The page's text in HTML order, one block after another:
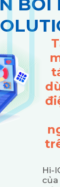
Hi-